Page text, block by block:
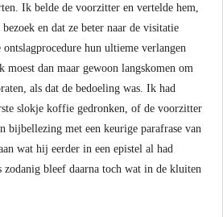
Ik belde de voorzitter en vertelde hem,
en dat ze beter naar de visitatie
ontslagprocedure hun ultieme verlangen
dan maar gewoon langskomen om
als dat de bedoeling was. Ik had
slokje koffie gedronken, of de voorzitter
bijbellezing met een keurige parafrase van
wat hij eerder in een epistel al had
zodanig bleef daarna toch wat in de kluiten